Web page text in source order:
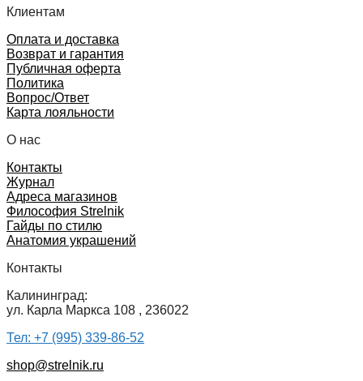
Клиентам
Оплата и доставка
Возврат и гарантия
Публичная оферта
Политика
Вопрос/Ответ
Карта лояльности
О нас
Контакты
Журнал
Адреса магазинов
Философия Strelnik
Гайды по стилю
Анатомия украшений
Контакты
Калининград:
ул. Карла Маркса 108 , 236022
Тел: +7 (995) 339-86-52
shop@strelnik.ru